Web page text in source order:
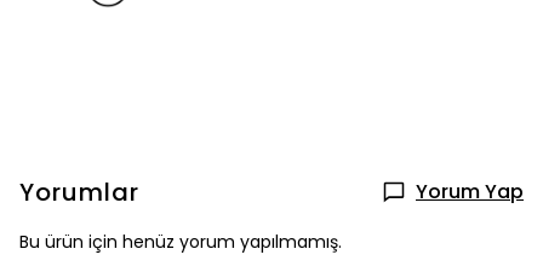
Yorumlar Yorum Yap
Bu ürün için henüz yorum yapılmamış.